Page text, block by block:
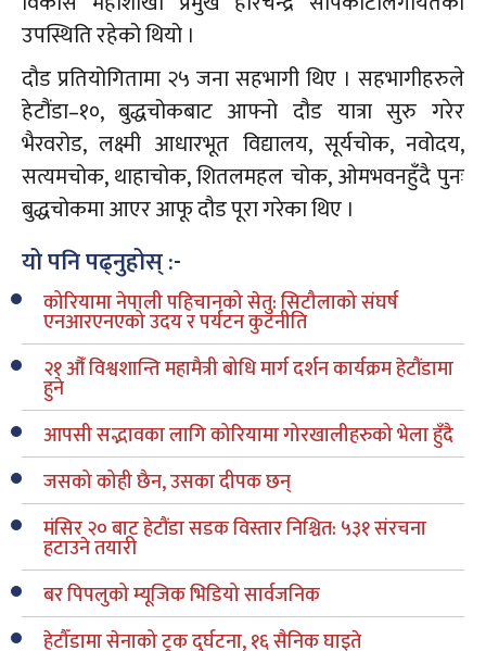
उपस्थिति रहेको थियो ।
दौड प्रतियोगितामा २५ जना सहभागी थिए । सहभागीहरुले
हेटौंडा–१०, बुद्धचोकबाट आफ्नो दौड यात्रा सुरु गरेर
भैरवरोड, लक्ष्मी आधारभूत विद्यालय, सूर्यचोक, नवोदय,
सत्यमचोक, थाहाचोक, शितलमहल चोक, ओमभवनहुँदै पुनः
बुद्धचोकमा आएर आफू दौड पूरा गरेका थिए ।
यो पनि पढ्नुहोस् :-
कोरियामा नेपाली पहिचानको सेतु: सिटौलाको संघर्ष
एनआरएनएको उदय र पर्यटन कुटनीति
२१ औँ विश्वशान्ति महामैत्री बोधि मार्ग दर्शन कार्यक्रम हेटौंडामा
हुने
आपसी सद्भावका लागि कोरियामा गोरखालीहरुको भेला हुँदै
जसको कोही छैन, उसका दीपक छन्
मंसिर २० बाट हेटौंडा सडक विस्तार निश्चित: ५३१ संरचना
हटाउने तयारी
बर पिपलुको म्यूजिक भिडियो सार्वजनिक
हेटौँडामा सेनाको ट्रक दुर्घटना, १६ सैनिक घाइते